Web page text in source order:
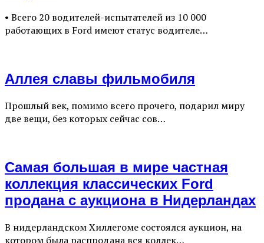
• Всего 20 водителей-испытателей из 10 000
работающих в Ford имеют статус водителе…
Аллея славы фильмобиля
Прошлый век, помимо всего прочего, подарил миру
две вещи, без которых сейчас сов…
Самая большая в мире частная
коллекция классических Ford
продана с аукциона в Нидерландах
В нидерландском Хиллегоме состоялся аукцион, на
котором была распродана вся коллек…